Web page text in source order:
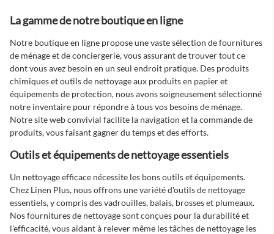
La gamme de notre boutique en ligne
Notre boutique en ligne propose une vaste sélection de fournitures
de ménage et de conciergerie, vous assurant de trouver tout ce
dont vous avez besoin en un seul endroit pratique. Des produits
chimiques et outils de nettoyage aux produits en papier et
équipements de protection, nous avons soigneusement sélectionné
notre inventaire pour répondre à tous vos besoins de ménage.
Notre site web convivial facilite la navigation et la commande de
produits, vous faisant gagner du temps et des efforts.
Outils et équipements de nettoyage essentiels
Un nettoyage efficace nécessite les bons outils et équipements.
Chez Linen Plus, nous offrons une variété d'outils de nettoyage
essentiels, y compris des vadrouilles, balais, brosses et plumeaux.
Nosfournitures de nettoyagesont conçues pour la durabilité et
l'efficacité, vous aidant à relever même les tâches de nettoyage les